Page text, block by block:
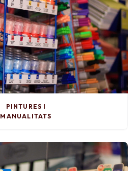
PINTURES I
MANUALITATS